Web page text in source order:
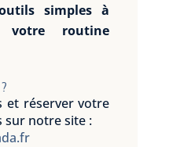
simples à
votre routine
et réserver votre
sur notre site :